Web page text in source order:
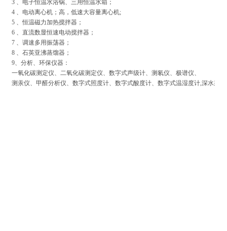
3 、电子恒温水浴锅、三用恒温水箱；
4 、电动离心机；高，低速大容量离心机;
5 、恒温磁力加热搅拌器；
6 、直流数显恒速电动搅拌器；
7 、调速多用振荡器；
8 、石英亚沸蒸馏器；
9、分析、环保仪器：
一氧化碳测定仪、二氧化碳测定仪、数字式声级计、测氡仪、极谱仪、
测汞仪、甲醛分析仪、数字式照度计、数字式酸度计、数字式温湿度计,深水采